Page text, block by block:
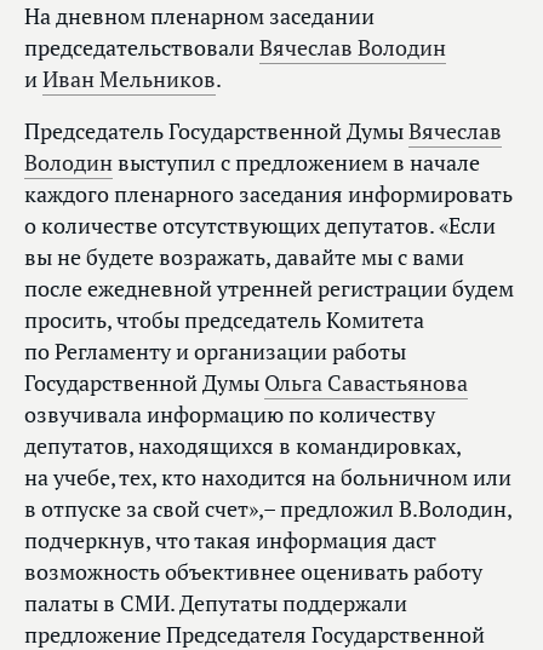
На дневном пленарном заседании
председательствовалиВячеслав Володин
иИван Мельников.
Председатель Государственной ДумыВячеслав
Володинвыступил с предложением в начале
каждого пленарного заседания информировать
о количестве отсутствующих депутатов. «Если
вы не будете возражать, давайте мы с вами
после ежедневной утренней регистрации будем
просить, чтобы председатель Комитета
по Регламенту и организации работы
Государственной Думы Ольга Савастьянова
озвучивала информацию по количеству
депутатов, находящихся в командировках,
на учебе, тех, кто находится на больничном или
в отпуске за свой счет»,– предложил В.Володин,
подчеркнув, что такая информация даст
возможность объективнее оценивать работу
палаты в СМИ. Депутаты поддержали
предложение Председателя Государственной